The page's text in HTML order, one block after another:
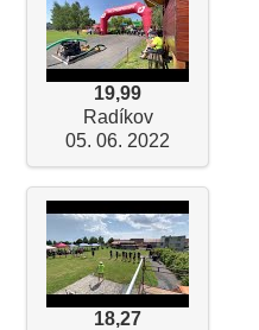
19,99
Radíkov
05. 06. 2022
18,27